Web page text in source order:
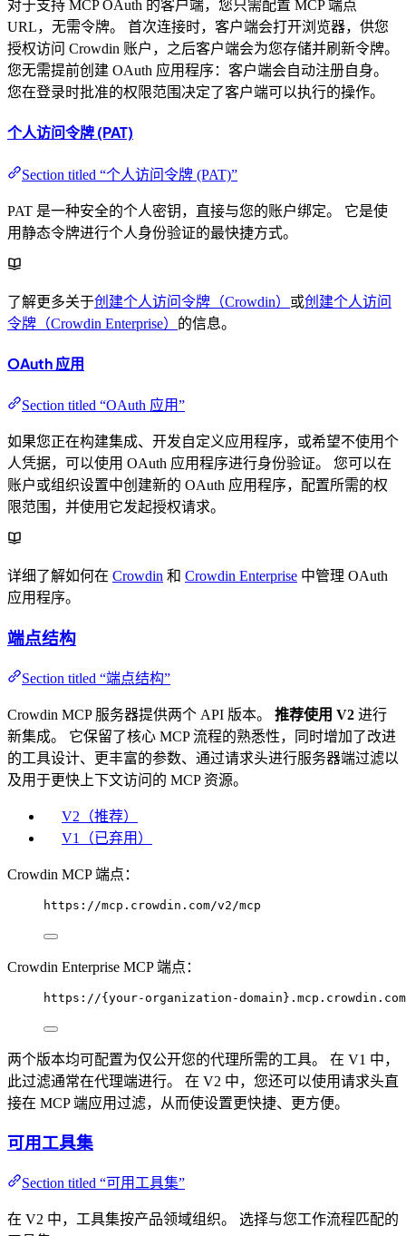
对于支持 MCP OAuth 的客户端，您只需配置 MCP 端点
URL，无需令牌。 首次连接时，客户端会打开浏览器，供您
授权访问 Crowdin 账户，之后客户端会为您存储并刷新令牌。
您无需提前创建 OAuth 应用程序：客户端会自动注册自身。
您在登录时批准的权限范围决定了客户端可以执行的操作。
个人访问令牌 (PAT)
Section titled “个人访问令牌 (PAT)”
PAT 是一种安全的个人密钥，直接与您的账户绑定。 它是使
用静态令牌进行个人身份验证的最快捷方式。
了解更多关于创建个人访问令牌（Crowdin） 或创建个人访问
令牌（Crowdin Enterprise） 的信息。
OAuth 应用
Section titled “OAuth 应用”
如果您正在构建集成、开发自定义应用程序，或希望不使用个
人凭据，可以使用 OAuth 应用程序进行身份验证。 您可以在
账户或组织设置中创建新的 OAuth 应用程序，配置所需的权
限范围，并使用它发起授权请求。
详细了解如何在 Crowdin 和 Crowdin Enterprise 中管理 OAuth
应用程序。
端点结构
Section titled “端点结构”
Crowdin MCP 服务器提供两个 API 版本。 推荐使用 V2 进行
新集成。 它保留了核心 MCP 流程的熟悉性，同时增加了改进
的工具设计、更丰富的参数、通过请求头进行服务器端过滤以
及用于更快上下文访问的 MCP 资源。
V2（推荐）
V1（已弃用）
Crowdin MCP 端点：
https://mcp.crowdin.com/v2/mcp
Crowdin Enterprise MCP 端点：
https://{your-organization-
两个版本均可配置为仅公开您的代理所需的工具。 在 V1 中，
此过滤通常在代理端进行。 在 V2 中，您还可以使用请求头直
接在 MCP 端应用过滤，从而使设置更快捷、更方便。
可用工具集
Section titled “可用工具集”
在 V2 中，工具集按产品领域组织。 选择与您工作流程匹配的